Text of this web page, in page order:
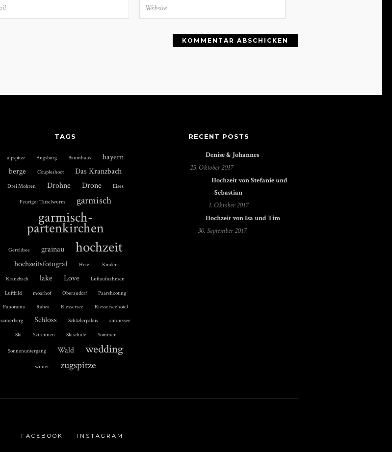
TAGS
alpspitze Augsburg Baumhaus
bayern
berge
Coupleshoot Das Kranzbach
Drei Mohren Drohne Drone Eises
Feuriger Tatzelwurm garmisch
garmisch-
partenkirchen
Geroldsee grainau hochzeit
hochzeitsfotograf Hotel Kinder
Kranzbach lake Love Luftaufnahmen
Luftbild moarhof Oberaudorf
Paarshooting
Panorama
Rabea Riessersee
Riesserseehotel
samerberg
Schloss Schäzlerpalais simmssee
Ski Skirennen Skischule Sommer
Sonnenuntergang Wald wedding
winter zugspitze
RECENT POSTS
Denise & Johannes
25. Oktober 2017
Hochzeit von Stefanie und
Sebastian
1. Oktober 2017
Hochzeit von Isa und Tim
30. September 2017
FACEBOOK INSTAGRAM